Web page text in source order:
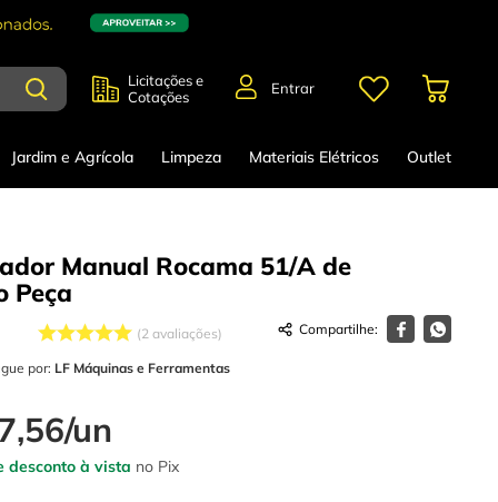
Licitações e
Cotações
Entrar
Jardim e Agrícola Limpeza Materiais Elétricos Outlet
Manual Rocama 51/A de
Peça
2 avaliações
por: LF Máquinas e Ferramentas
,56/un
desconto à vista no Pix